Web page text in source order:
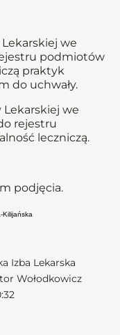
we
podmiotów
praktyk
do uchwały.
Lekarskiej we
rejestru
leczniczą.
podjęcia.
Kilijańska
Izba Lekarska
Wołodkowicz